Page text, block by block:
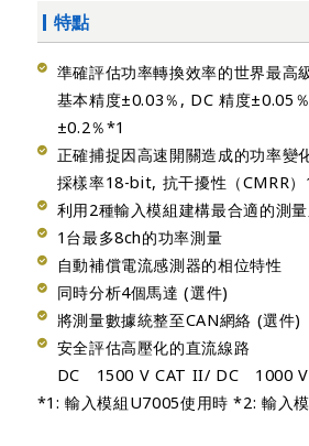
特點
準確評估功率轉換效率的世界最高
基本精度±0.03％, DC 精度±0.05
±0.2％*1
正確捕捉因高速開關造成的功率變
採樣率18-bit, 抗干擾性（CMRR
利用2種輸入模組建構最合適的測
1台最多8ch的功率測量
自動補償電流感測器的相位特性
同時分析4個馬達 (選件)
將測量數據統整至CAN網絡 (選件)
安全評估高壓化的直流線路
DC 1500 V CAT II/ DC 1000
*1: 輸入模組U7005使用時 *2: 輸入